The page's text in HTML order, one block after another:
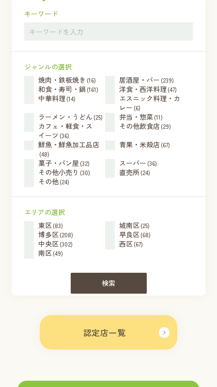
認定店一覧
キーワード
ジャンルの選択
焼肉・鉄板焼き (16) 居酒屋・バー (239)
和食・寿司・鍋 (161) 洋食・西洋料理 (47)
中華料理 (14)
エスニック料理・カ
レー (6)
ラーメン・うどん (25) 弁当・惣菜(11)
カフェ・軽食・ス
イーツ (36)
その他飲食店(29)
鮮魚・鮮魚加工品店
(48)
青果・米殻店(67)
菓子・パン屋 (32) スーパー (36)
その他小売り (30) 直売所(24)
その他(24)
エリアの選択
東区(83) 城南区(25)
博多区(208) 早良区(68)
中央区(302) 西区(67)
南区(49)
検索